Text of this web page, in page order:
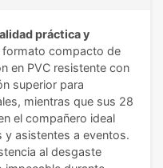
práctica y
formato compacto de
en PVC resistente con
superior para
mientras que sus 28
el compañero ideal
y asistentes a eventos.
al desgaste